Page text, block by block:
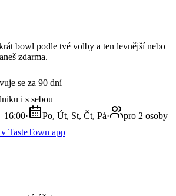
bowl podle tvé volby a ten levnější nebo
zdarma.
se za 90 dní
i s sebou
· Po, Út, St, Čt, Pá·
pro 2 osoby
TasteTown app